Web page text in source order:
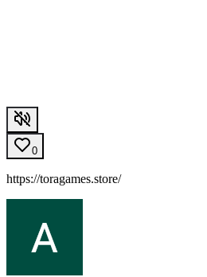
0
https://toragames.store/